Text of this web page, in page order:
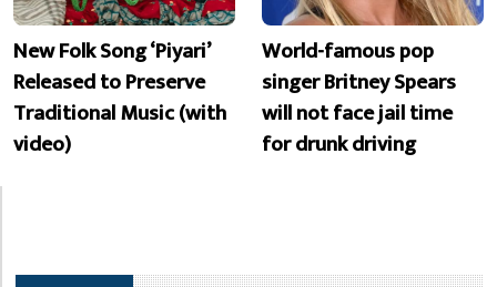
New Folk Song ‘Piyari’
Released to Preserve
Traditional Music (with
video)
World-famous pop
singer Britney Spears
will not face jail time
for drunk driving